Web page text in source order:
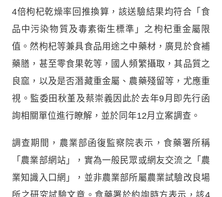
4倍枸杞乾燥率回推換算，該送驗結果均符合「食
品中污染物質及毒素衛生標準」之枸杞重金屬限
值。然枸杞等兼具食品用途之中藥材，廣見於食補
藥膳，甚至零食果乾等，國人頻繁攝取，其品質之
良窳，以及是否潛藏重金屬、農藥殘留等，尤應重
視。監委田秋堇及蔡崇義因此於去年9月即先行函
詢相關單位進行瞭解，並於同年12月立案調查。
調查期間，農業部函復監察院表示，食藥署所稱
「農業部網站」，實為一般民眾或網友交流之「農
業知識入口網」，並非農業部所屬農業試驗改良場
所之研究試驗文章。食藥署於約詢時方表示，該4